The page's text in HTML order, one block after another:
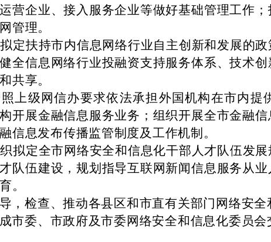
营企业、接入服务企业等做好基础管理工作
管理。
定扶持市内信息网络行业自主创新和发展的
全信息网络行业投融资支持服务体系、技术
共享。
照上级网信办要求依法承担外国机构在市内提
开展金融信息服务业务；组织开展全市金融
信息发布传播监管制度及工作机制。
织拟定全市网络安全和信息化干部人才队伍发
队伍建设，规划指导互联网新闻信息服务从
。
导，检查、推动各县区和市直有关部门网络安全
成市委、市政府及市委网络安全和信息化委员会